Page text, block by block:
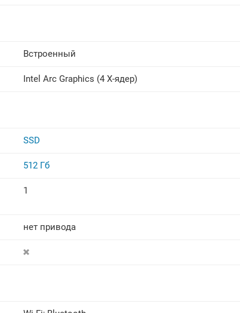
Встроенный
Intel Arc Graphics (4 X-ядер)
SSD
512 Гб
1
нет привода